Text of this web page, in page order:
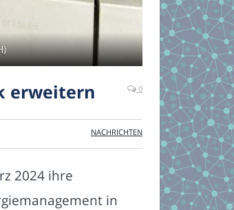
erweitern 0
NACHRICHTEN
2024 ihre
in